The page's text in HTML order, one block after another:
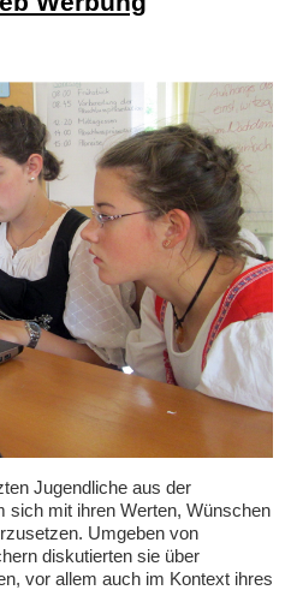
Jugendliche aus der
sich mit ihren Werten, Wünschen
Umgeben von
diskutierten sie über
vor allem auch im Kontext ihres